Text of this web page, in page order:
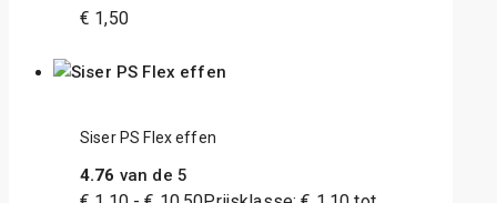
€ 1,50
Siser PS Flex effen
4.76 van de 5